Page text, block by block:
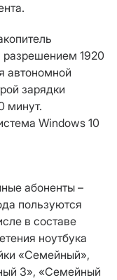
разрешением 1920
автономной
зарядки
минут.
Windows 10
абоненты –
пользуются
в составе
ноутбука
«Семейный»,
3», «Семейный